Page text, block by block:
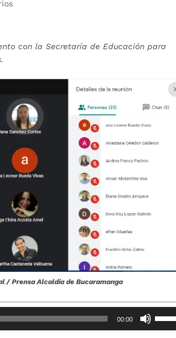
con la Secretaría de Educación para
/ Prensa Alcaldía de Bucaramanga
00:00